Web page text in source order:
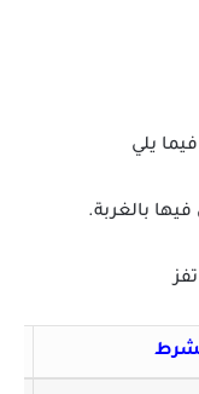
يلي
بالغربة.